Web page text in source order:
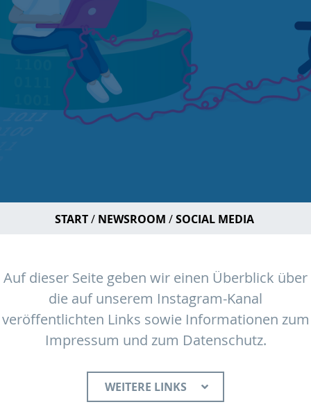
START NEWSROOM SOCIAL MEDIA
Auf dieser Seite geben wir einen Überblick über
die auf unserem Instagram-Kanal
veröffentlichten Links sowie Informationen zum
Impressum und zum Datenschutz.
WEITERE LINKS